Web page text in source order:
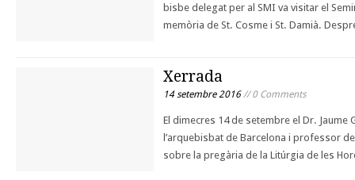
bisbe delegat per al SMI va visitar el
memòria de St. Cosme i St. Damià.
Xerrada
14 setembre 2016// 0 Comments
El dimecres 14 de setembre el Dr. Jaume
l’arquebisbat de Barcelona i professor
sobre la pregària de la Litúrgia de les